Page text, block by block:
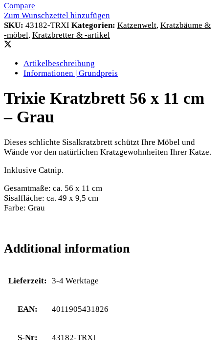
Compare
Zum Wunschzettel hinzufügen
SKU: 43182-TRXI Kategorien: Katzenwelt, Kratzbäume &
-möbel, Kratzbretter & -artikel
Artikelbeschreibung
Informationen | Grundpreis
Trixie Kratzbrett 56 x 11 cm
– Grau
Dieses schlichte Sisalkratzbrett schützt Ihre Möbel und
Wände vor den natürlichen Kratzgewohnheiten Ihrer Katze.
Inklusive Catnip.
Gesamtmaße: ca. 56 x 11 cm
Sisalfläche: ca. 49 x 9,5 cm
Farbe: Grau
Additional information
Lieferzeit: 3-4 Werktage
EAN: 4011905431826
S-Nr: 43182-TRXI